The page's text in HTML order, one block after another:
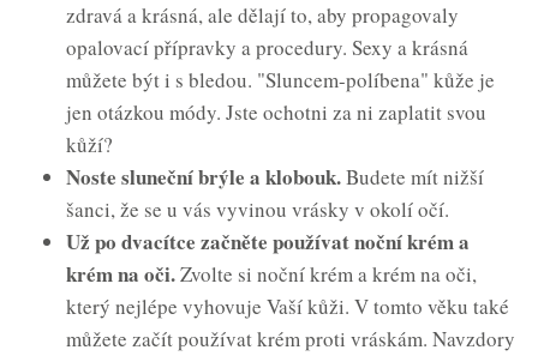
zdravá a krásná, ale dělají to, aby propagovaly
opalovací přípravky a procedury. Sexy a krásná
můžete být i s bledou. "Sluncem-políbena" kůže je
jen otázkou módy. Jste ochotni za ni zaplatit svou
kůží?
Noste sluneční brýle a klobouk.Budete mít nižší
šanci, že se u vás vyvinou vrásky v okolí očí.
Už po dvacítce začněte používat noční krém a
krém na oči.Zvolte si noční krém a krém na oči,
který nejlépe vyhovuje Vaší kůži. V tomto věku také
můžete začít používat krém proti vráskám. Navzdory